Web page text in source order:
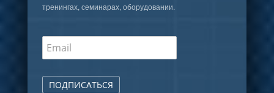
тренингах, семинарах, оборудовании.
ПОДПИСАТЬСЯ